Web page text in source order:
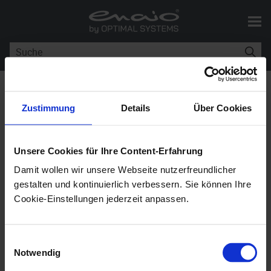
Zustimmung Details Über Cookies
Unsere Cookies für Ihre Content-Erfahrung
Damit wollen wir unsere Webseite nutzerfreundlicher
gestalten und kontinuierlich verbessern. Sie können Ihre
Cookie-Einstellungen jederzeit anpassen.
Notwendig
Skip To Main Content
Workflowkomponenten
Workflowkomponenten
enaio® 11.0
Personen werden als Objekte einer Organisation